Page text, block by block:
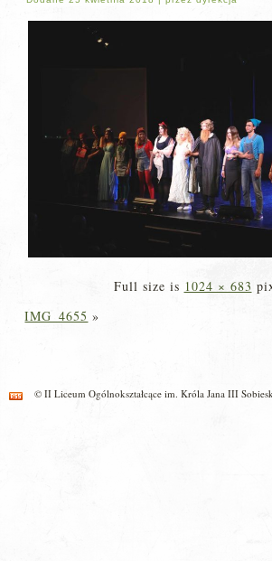
Full size is 1024 × 683
IMG_4655 »
© II Liceum Ogólnokształcące im. Króla Jana III